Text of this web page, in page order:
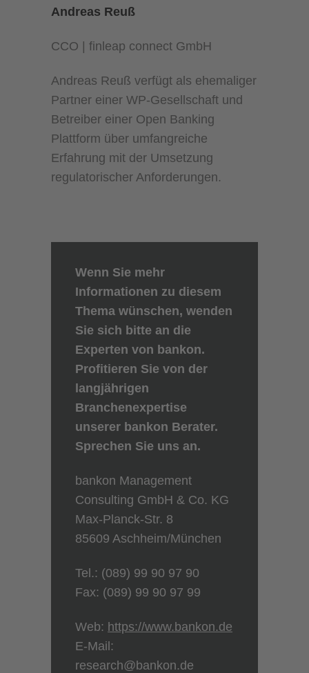
Andreas Reuß
CCO | finleap connect GmbH
Andreas Reuß verfügt als ehemaliger
Partner einer WP-Gesellschaft und
Betreiber einer Open Banking
Plattform über umfangreiche
Erfahrung mit der Umsetzung
regulatorischer Anforderungen.
Wenn Sie mehr
Informationen zu diesem
Thema wünschen, wenden
Sie sich bitte an die
Experten von bankon.
Profitieren Sie von der
langjährigen
Branchenexpertise
unserer bankon Berater.
Sprechen Sie uns an.
bankon Management
Consulting GmbH & Co. KG
Max-Planck-Str. 8
85609 Aschheim/München
Tel.: (089) 99 90 97 90
Fax: (089) 99 90 97 99
Web: https://www.bankon.de
E‑Mail:
research@bankon.de